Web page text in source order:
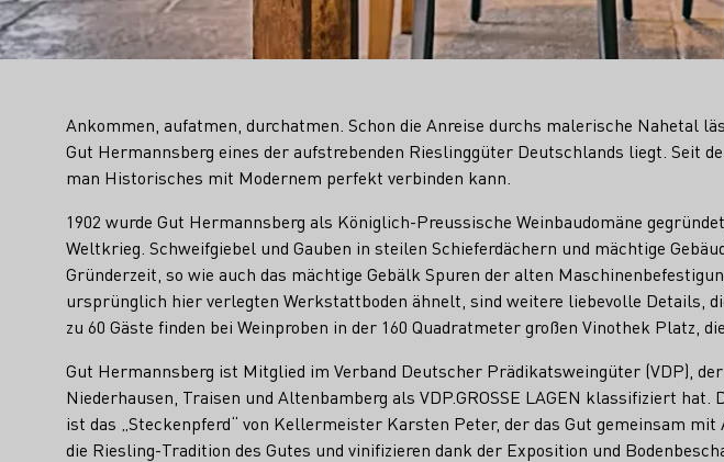
Ankommen, aufatmen, durchatmen. Schon die Anreise durchs malerische Nahetal
Gut Hermannsberg eines der aufstrebenden Rieslinggüter Deutschlands liegt. Seit
man Historisches mit Modernem perfekt verbinden kann.
1902 wurde Gut Hermannsberg als Königlich-Preussische Weinbaudomäne
Weltkrieg. Schweifgiebel und Gauben in steilen Schieferdächern und mächtige
Gründerzeit, so wie auch das mächtige Gebälk Spuren der alten
ursprünglich hier verlegten Werkstattboden ähnelt, sind weitere liebevolle Details,
zu 60 Gäste finden bei Weinproben in der 160 Quadratmeter großen Vinothek Platz,
Gut Hermannsberg ist Mitglied im Verband Deutscher Prädikatsweingüter (VDP), der
Niederhausen, Traisen und Altenbamberg als VDP.GROSSE LAGEN klassifiziert
ist das „Steckenpferd“ von Kellermeister Karsten Peter, der das Gut gemeinsam
die Riesling-Tradition des Gutes und vinifizieren dank der Exposition und